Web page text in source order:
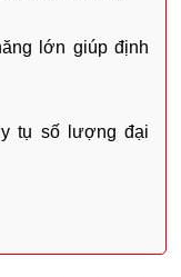
lớn giúp định
tụ số lượng đại